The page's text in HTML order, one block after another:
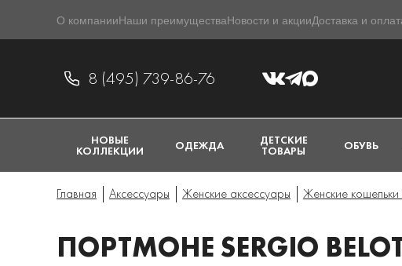
О компанииНаши преимуществаНовости и акцииДоставка и
8 (495) 739-86-76
НОВЫЕ
КОЛЛЕКЦИИ ОДЕЖДА ДЕТСКИЕ
ТОВАРЫ ОБУВЬ
Главная Аксессуары Женские аксессуары Женские кошельки
ПОРТМОНЕ SERGIO